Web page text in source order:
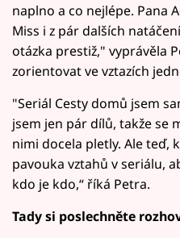
naplno a co nejlépe. Pana
Miss i z pár dalších
otázka prestiž," vyprávěla
zorientovat ve vztazích
"Seriál Cesty domů jsem
jsem jen pár dílů, takže se
nimi docela pletly. Ale teď,
pavouka vztahů v seriálu,
kdo je kdo,“ říká Petra.
Tady si poslechněte